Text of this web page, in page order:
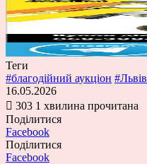
Теги
#благодійний аукціон #Львів
16.05.2026
303 1 хвилина прочитана
Поділитися
Facebook
Поділитися
Facebook